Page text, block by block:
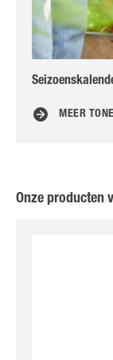
MEER
Onze producten